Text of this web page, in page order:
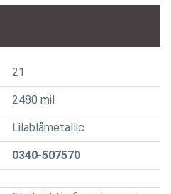
21
2480 mil
Lilablåmetallic
0340-507570